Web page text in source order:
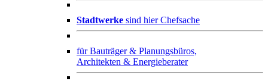
Stadtwerke sind hier Chefsache
fürBauträger & Planungsbüros,
Architekten & Energieberater